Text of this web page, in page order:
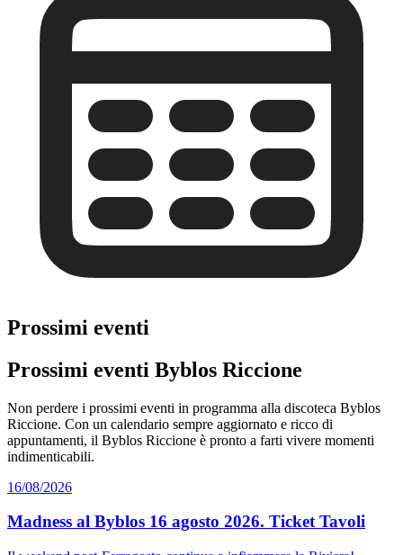
Prossimi eventi
Prossimi eventi Byblos Riccione
Non perdere i prossimi eventi in programma alla discoteca Byblos
Riccione. Con un calendario sempre aggiornato e ricco di
appuntamenti, il Byblos Riccione è pronto a farti vivere momenti
indimenticabili.
16/08/2026
Madness al Byblos 16 agosto 2026. Ticket Tavoli